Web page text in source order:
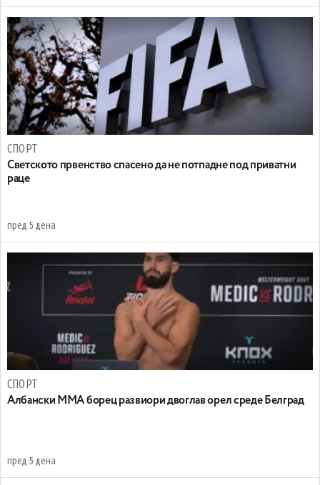
СПОРТ
Светското првенство спасено да не потпадне под приватни
раце
пред 5 дена
СПОРТ
Албански ММА борец развиори двоглав орел среде Белград
пред 5 дена